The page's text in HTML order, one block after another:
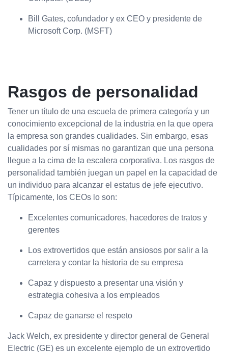
Bill Gates, cofundador y ex CEO y presidente de
Microsoft Corp. (MSFT)
Rasgos de personalidad
Tener un título de una escuela de primera categoría y un
conocimiento excepcional de la industria en la que opera
la empresa son grandes cualidades. Sin embargo, esas
cualidades por sí mismas no garantizan que una persona
llegue a la cima de la escalera corporativa. Los rasgos de
personalidad también juegan un papel en la capacidad de
un individuo para alcanzar el estatus de jefe ejecutivo.
Típicamente, los CEOs lo son:
Excelentes comunicadores, hacedores de tratos y
gerentes
Los extrovertidos que están ansiosos por salir a la
carretera y contar la historia de su empresa
Capaz y dispuesto a presentar una visión y
estrategia cohesiva a los empleados
Capaz de ganarse el respeto
Jack Welch, ex presidente y director general de General
Electric (GE) es un excelente ejemplo de un extrovertido